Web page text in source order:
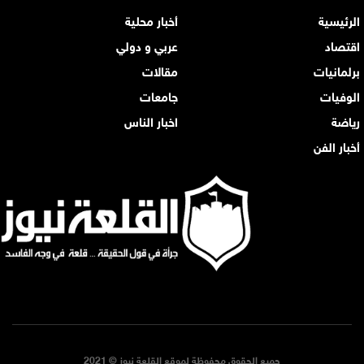
الرئيسية
أخبار محلية
اقتصاد
عربي و دولي
برلمانيات
مقالات
الوفيات
جامعات
رياضة
اخبار الناس
أخبار الفن
جميع الحقوق محفوظة لموقع القلعة نيوز © 2021